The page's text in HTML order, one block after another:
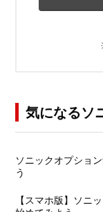
気になるソ
ソニックオプショ
う
【スマホ版】ソニ